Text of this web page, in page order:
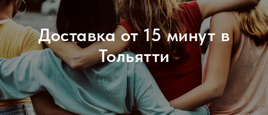
Доставка от 15 минут в
Тольятти